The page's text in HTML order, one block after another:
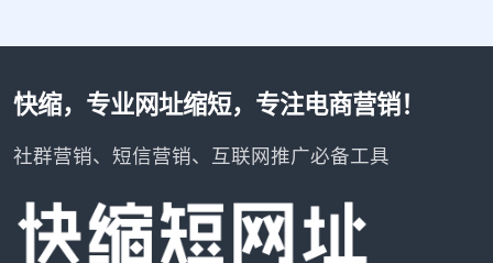
快缩，专业网址缩短，专注电商营销！
社群营销、短信营销、互联网推广必备工具